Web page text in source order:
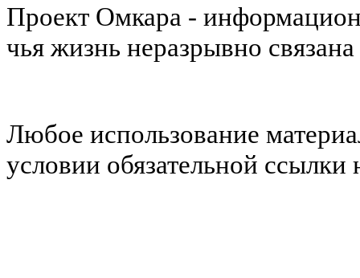
Проект Омкара -
чья жизнь неразрывно
Любое использование
условии обязательной ссылки